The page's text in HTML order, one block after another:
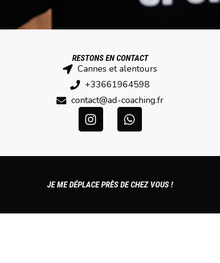
RESTONS EN CONTACT
Cannes et alentours
+33661964598
contact@ad-coaching.fr
JE ME DÉPLACE PRÈS DE CHEZ VOUS !